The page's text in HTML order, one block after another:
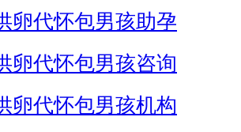
卵代怀包男孩助孕
卵代怀包男孩咨询
卵代怀包男孩机构